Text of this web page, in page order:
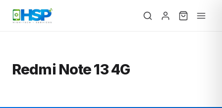
Redmi Note 13 4G